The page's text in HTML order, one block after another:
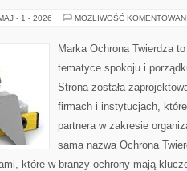
- 1 - 2026 MOŻLIWOŚĆ
Marka Ochrona Twierdza
tematyce spokoju i
Strona została
firmach i instytucjach,
partnera w zakresie
sama nazwa Ochrona
które w branży ochrony mają